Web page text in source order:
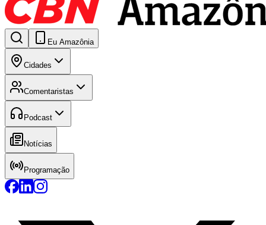
Eu Amazônia
Cidades
Comentaristas
Podcast
Notícias
Programação